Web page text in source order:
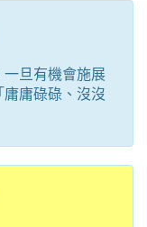
旦有機會施展
庸碌碌、沒沒